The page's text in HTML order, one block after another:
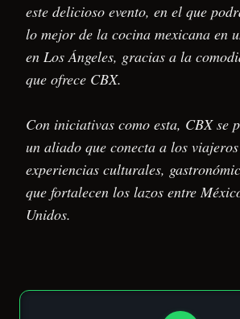
este delicioso evento, en el que
lo mejor de la cocina mexicana en
en Los Ángeles, gracias a la
que ofrece CBX.
Con iniciativas como esta, CBX se
un aliado que conecta a los
experiencias culturales,
que fortalecen los lazos entre
Unidos.